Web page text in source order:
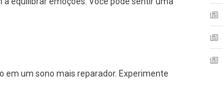
em um sono mais reparador. Experimente